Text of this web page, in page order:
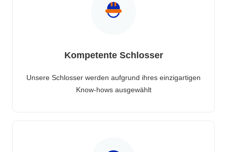
Kompetente Schlosser
Unsere Schlosser werden aufgrund ihres einzigartigen
Know-hows ausgewählt